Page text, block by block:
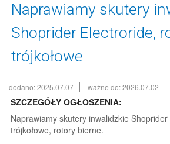
Naprawiamy skutery
Shoprider Electroride,
trójkołowe
dodano: 2025.07.07 ważne do: 2026.07.02
SZCZEGÓŁY OGŁOSZENIA:
Naprawiamy skutery inwalidzkie
trójkołowe, rotory bierne.